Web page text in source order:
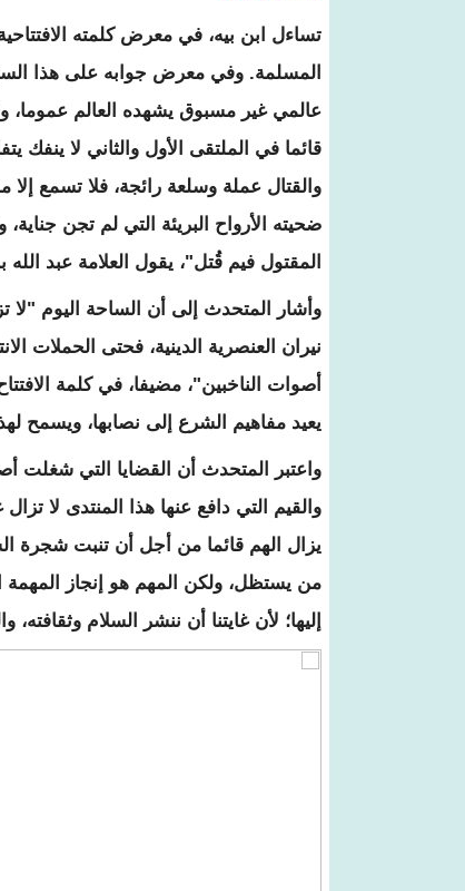
تساءل ابن بيه، في معرض كلمته
المسلمة. وفي معرض جوابه على هذا
عالمي غير مسبوق يشهده العالم عموما،
قائما في الملتقى الأول والثاني لا ينفك
والقتال عملة وسلعة رائجة، فلا تسمع
ضحيته الأرواح البريئة التي لم تجن
المقتول فيم قُتل"، يقول العلامة عبد الله
وأشار المتحدث إلى أن الساحة اليوم "لا
نيران العنصرية الدينية، فحتى الحملات
أصوات الناخبين"، مضيفا، في كلمة
يعيد مفاهيم الشرع إلى نصابها، ويسمح
واعتبر المتحدث أن القضايا التي شغلت
والقيم التي دافع عنها هذا المنتدى لا
يزال الهم قائما من أجل أن تنبت شجرة
من يستظل، ولكن المهم هو إنجاز المهمة
إليها؛ لأن غايتنا أن ننشر السلام